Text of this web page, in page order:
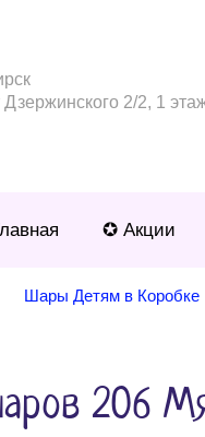
Дзержинского 2/2, 1
✪ Акции
Шары Детям в Коробке
206